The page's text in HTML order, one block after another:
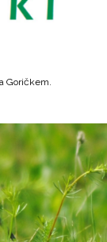
Goričkem.